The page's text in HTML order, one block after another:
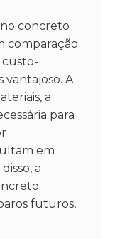
concreto
comparação
custo-
vantajoso. A
a
para
em
a
futuros,